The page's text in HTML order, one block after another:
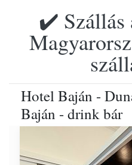
✔️ Szállás
Hotel Baján -
Baján - drink bár